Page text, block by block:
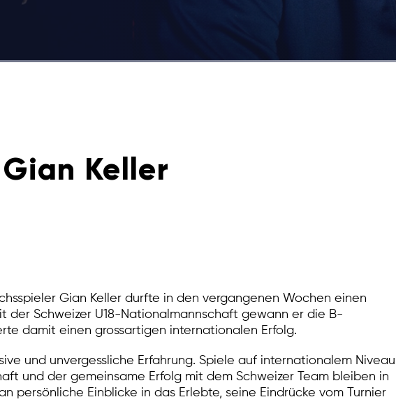
Keller
Gian Keller durfte in den vergangenen Wochen einen
der Schweizer U18-Nationalmannschaft gewann er die B-
damit einen grossartigen internationalen Erfolg.
und unvergessliche Erfahrung. Spiele auf internationalem Niveau,
und der gemeinsame Erfolg mit dem Schweizer Team bleiben in
persönliche Einblicke in das Erlebte, seine Eindrücke vom Turnier